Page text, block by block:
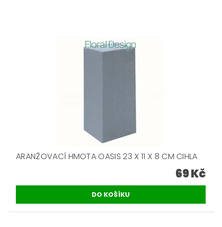
ARANŽOVACÍ HMOTA OASIS 23 X 11 X 8 CM CIHLA
69 Kč